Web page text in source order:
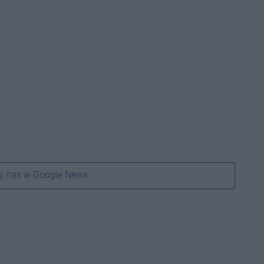
nas w Google News